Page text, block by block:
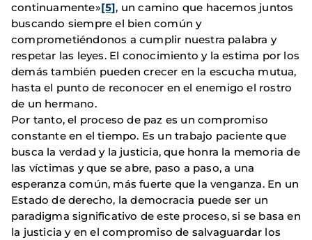
continuamente»[5], un camino que hacemos juntos
buscando siempre el bien común y
comprometiéndonos a cumplir nuestra palabra y
respetar las leyes. El conocimiento y la estima por los
demás también pueden crecer en la escucha mutua,
hasta el punto de reconocer en el enemigo el rostro
de un hermano.
Por tanto, el proceso de paz es un compromiso
constante en el tiempo. Es un trabajo paciente que
busca la verdad y la justicia, que honra la memoria de
las víctimas y que se abre, paso a paso, a una
esperanza común, más fuerte que la venganza. En un
Estado de derecho, la democracia puede ser un
paradigma significativo de este proceso, si se basa en
la justicia y en el compromiso de salvaguardar los